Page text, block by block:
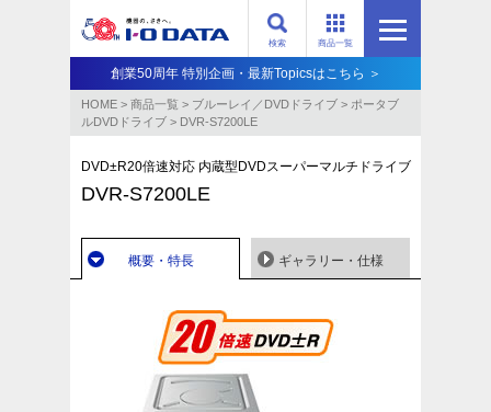
商品一覧
検索
創業50周年 特別企画・最新Topicsはこちら ＞
HOME > 商品一覧 > ブルーレイ／DVDドライブ > ポータブ
ルDVDドライブ > DVR-S7200LE
DVD±R20倍速対応 内蔵型DVDスーパーマルチドライブ
DVR-S7200LE
概要・特長 ギャラリー・仕様